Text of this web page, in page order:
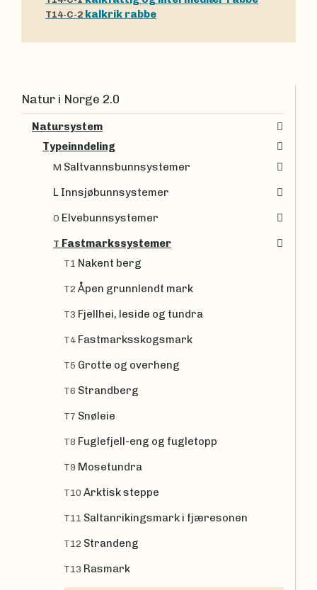
T14-C-2 kalkrik rabbe
Natur i Norge 2.0
Natursystem
Typeinndeling
M Saltvannsbunnsystemer
L Innsjøbunnsystemer
O Elvebunnsystemer
T Fastmarkssystemer
T1 Nakent berg
T2Åpen grunnlendt mark
T3 Fjellhei, leside og tundra
T4 Fastmarksskogsmark
T5 Grotte og overheng
T6 Strandberg
T7 Snøleie
T8 Fuglefjell-eng og fugletopp
T9 Mosetundra
T10 Arktisk steppe
T11 Saltanrikingsmark i fjæresonen
T12 Strandeng
T13 Rasmark